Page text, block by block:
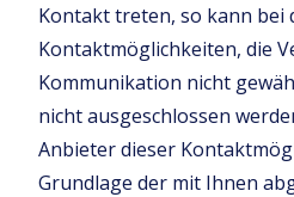
Kontakt treten, so kann bei
Kontaktmöglichkeiten, die
Kommunikation nicht
nicht ausgeschlossen
Anbieter dieser
Grundlage der mit Ihnen